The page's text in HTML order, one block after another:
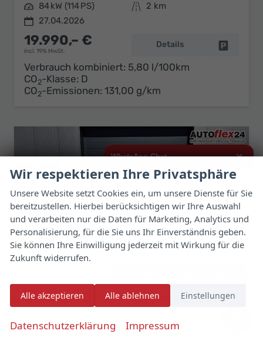
Leistung 84 kW (114 PS) Kilometerstand
2 km
27.04.2026
19.990,– €
incl. 19% MwSt.
Details
Verbrauch kombiniert: 5,80 l/100km
CO2-Klasse: D
CO2-Emissionen: 131,00 g/km
Nissan Juke
WhatsApp Chat ×
ich interessiere mich für das oben
genannte Fahrzeug und freue mich
über Eure Kontaktaufnahme.
Viele Grüße
Wir respektieren Ihre Privatsphäre
Unsere Website setzt Cookies ein, um unsere Dienste für Sie
bereitzustellen. Hierbei berücksichtigen wir Ihre Auswahl
und verarbeiten nur die Daten für Marketing, Analytics und
Personalisierung, für die Sie uns Ihr Einverständnis geben.
Sie können Ihre Einwilligung jederzeit mit Wirkung für die
Zukunft widerrufen.
Alle akzeptieren Alle ablehnen Einstellungen
Datenschutzerklärung Impressum